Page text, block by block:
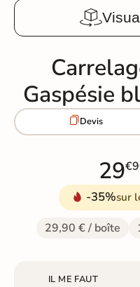
Gaspésie
Devis
29
-35%sur
29,90 € / boîte
IL ME FAUT